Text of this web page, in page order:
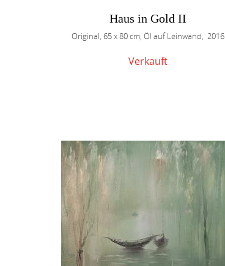
Haus in Gold II
Original, 65 x 80 cm, Öl auf Leinwand, 2016
Verkauft